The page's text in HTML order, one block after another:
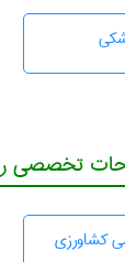
تخصصی
كشاورزی